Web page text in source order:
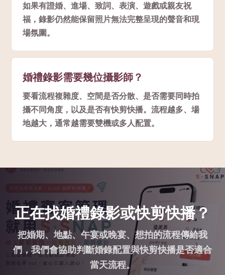
如果有證婚、進場、致詞、表演、遊戲或親友祝
福，錄影仍然能保留照片無法完整呈現的聲音和現
場氛圍。
婚禮錄影需要幾位攝影師？
要看流程複雜度、空間是否分散、是否需要同時拍
攝不同角度，以及是否有快剪快播。流程越多、場
地越大，通常越需要雙機或多人配置。
正在找婚禮錄影或快剪快播？
把婚期、地點、午宴或晚宴、想拍的流程傳給我
們，我們會協助判斷婚錄配置與快剪快播是否適合
當天流程。